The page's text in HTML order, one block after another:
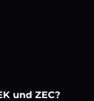
und ZEC?